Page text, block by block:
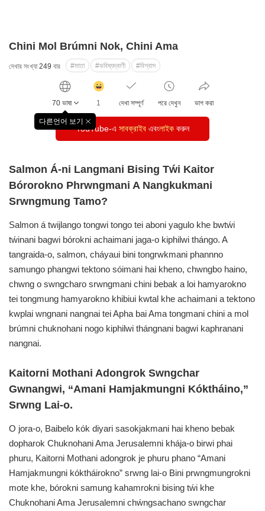
Chini Mol Brúmni Nok, Chini Ama
দেখার সংখ্যা249 বার #মাতা #ভবিষ্যদ্বাণী #বিশ্বাস
70 ভাষা
다른언어 보기
창
감
릭
수
1 দেখা সম্পূর্ণ পরে দেখুন ভাগ করা
YouTube-এ সাবক্রাইব এবংলাইক করুন
Salmon Á-ni Langmani Bising Tẃi Kaitor
Bórorokno Phrwngmani A Nangkukmani
Srwngmung Tamo?
Salmon á twijlango tongwi tongo tei aboni yagulo khe bwtẃi
tẃinani bagwi bórokni achaimani jaga-o kiphilwi thángo. A
tangraida-o, salmon, cháyaui bini tongrwkmani phannno
samungo phangwi tektono sóimani hai kheno, chwngbo haino,
chwng o swngcharo srwngmani chini bebak a loi hamyarokno
tei tongmung hamyarokno khibiui kwtal khe achaimani a tektono
kwplai wngnani nangnai tei Apha bai Ama tongmani chini a mol
brúmni chuknohani nogo kiphilwi thángnani bagwi kaphranani
nangnai.
Kaitorni Mothani Adongrok Swngchar
Gwnangwi, “Amani Hamjakmungni Kóktháino,”
Srwng Lai-o.
O jora-o, Baibelo kók diyari sasokjakmani hai kheno bebak
dopharok Chuknohani Ama Jerusalemni khája-o birwi phai
phuru, Kaitorni Mothani adongrok je phuru phano “Amani
Hamjakmungni kóktháirokno” srwng lai-o Bini prwngmungrokni
mote khe, bórokni samung kahamrokni bising tẃi khe
Chuknohani Ama Jerusalemni chẃngsachano swngchar